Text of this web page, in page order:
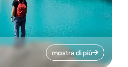
mostra di più